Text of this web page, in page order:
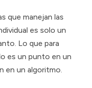
que manejan las
es solo un
Lo que para
es un punto en un
en un algoritmo.